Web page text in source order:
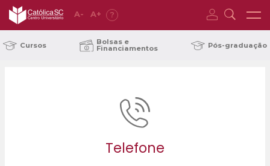
A- A+ ?
Cursos Bolsas e
Financiamentos Pós-graduação
Telefone